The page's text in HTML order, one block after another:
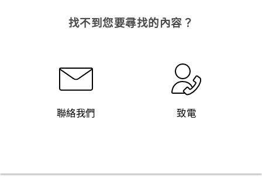
找不到您要尋找的內容？
聯絡我們 致電